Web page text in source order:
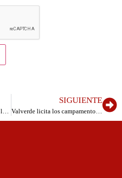
Valverde impulsa el empleo y la formación con el nuevo programa “Ecoflorece Valverde 2.0” para 2026/2027
SIGUIENTE
Valverde licita los campamentos urbanos de verano y Navidad 2026